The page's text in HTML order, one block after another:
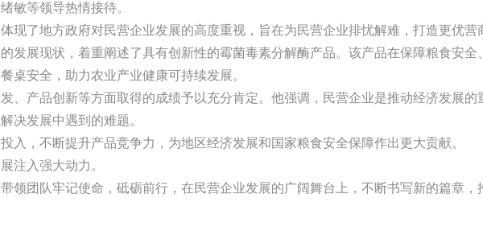
敏等领导热情接待。
现了地方政府对民营企业发展的高度重视，旨在为民营企业排忧解难，打造更优
发展现状，着重阐述了具有创新性的霉菌毒素分解酶产品。该产品在保障粮食安全
桌安全，助力农业产业健康可持续发展。
、产品创新等方面取得的成绩予以充分肯定。他强调，民营企业是推动经济发展
决发展中遇到的难题。
入，不断提升产品竞争力，为地区经济发展和国家粮食安全保障作出更大贡献。
展注入强大动力。
领团队牢记使命，砥砺前行，在民营企业发展的广阔舞台上，不断书写新的篇章